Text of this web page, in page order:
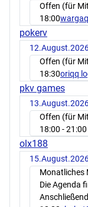
Offen (für
18:00
pokerv
Offen (für
18:30oriqq
pkv games
Offen (für
18:00 - 21:00
olx188
Monatliches
Die Agenda